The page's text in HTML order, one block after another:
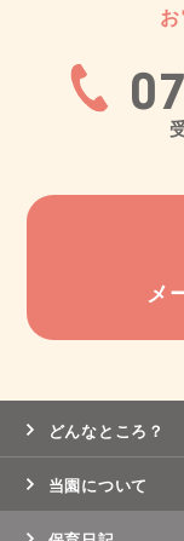
メ
どんなところ？
当園について